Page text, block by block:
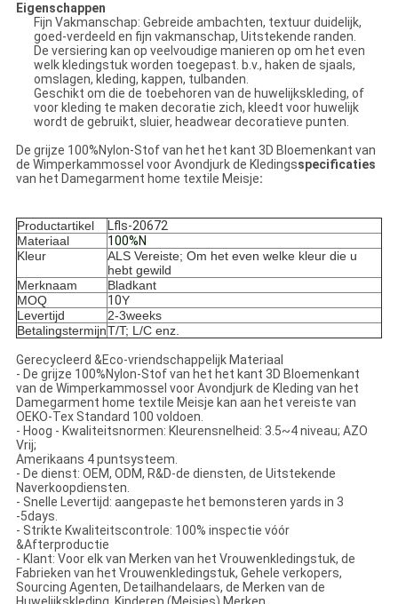
Eigenschappen
Fijn Vakmanschap: Gebreide ambachten, textuur duidelijk,
goed-verdeeld en fijn vakmanschap, Uitstekende randen.
De versiering kan op veelvoudige manieren op om het even
welk kledingstuk worden toegepast. b.v., haken de sjaals,
omslagen, kleding, kappen, tulbanden.
Geschikt om die de toebehoren van de huwelijkskleding, of
voor kleding te maken decoratie zich, kleedt voor huwelijk
wordt de gebruikt, sluier, headwear decoratieve punten.
De grijze 100%Nylon-Stof van het het kant 3D Bloemenkant van
de Wimperkammossel voor Avondjurk de Kledingsspecificaties
van het Damegarment home textile Meisje:
Productartikel
Lfls-20672
Materiaal
100%N
Kleur
ALS Vereiste; Om het even welke kleur die u
hebt gewild
Merknaam
Bladkant
MOQ
10Y
Levertijd
2-3weeks
BetalingstermijnT/T; L/C enz.
Gerecycleerd &Eco-vriendschappelijk Materiaal
- De grijze 100%Nylon-Stof van het het kant 3D Bloemenkant
van de Wimperkammossel voor Avondjurk de Kleding van het
Damegarment home textile Meisje kan aan het vereiste van
OEKO-Tex Standard 100 voldoen.
- Hoog - Kwaliteitsnormen: Kleurensnelheid: 3.5~4 niveau; AZO
Vrij;
Amerikaans 4 puntsysteem.
- De dienst: OEM, ODM, R&D-de diensten, de Uitstekende
Naverkoopdiensten.
- Snelle Levertijd: aangepaste het bemonsteren yards in 3
-5days.
- Strikte Kwaliteitscontrole: 100% inspectie vóór
&Afterproductie
- Klant: Voor elk van Merken van het Vrouwenkledingstuk, de
Fabrieken van het Vrouwenkledingstuk, Gehele verkopers,
Sourcing Agenten, Detailhandelaars, de Merken van de